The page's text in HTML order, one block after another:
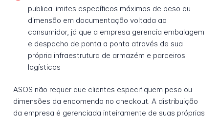
publica limites específicos máximos de peso ou
dimensão em documentação voltada ao
consumidor, já que a empresa gerencia embalagem
e despacho de ponta a ponta através de sua
própria infraestrutura de armazém e parceiros
logísticos
ASOS não requer que clientes especifiquem peso ou
dimensões da encomenda no checkout. A distribuição
da empresa é gerenciada inteiramente de suas próprias